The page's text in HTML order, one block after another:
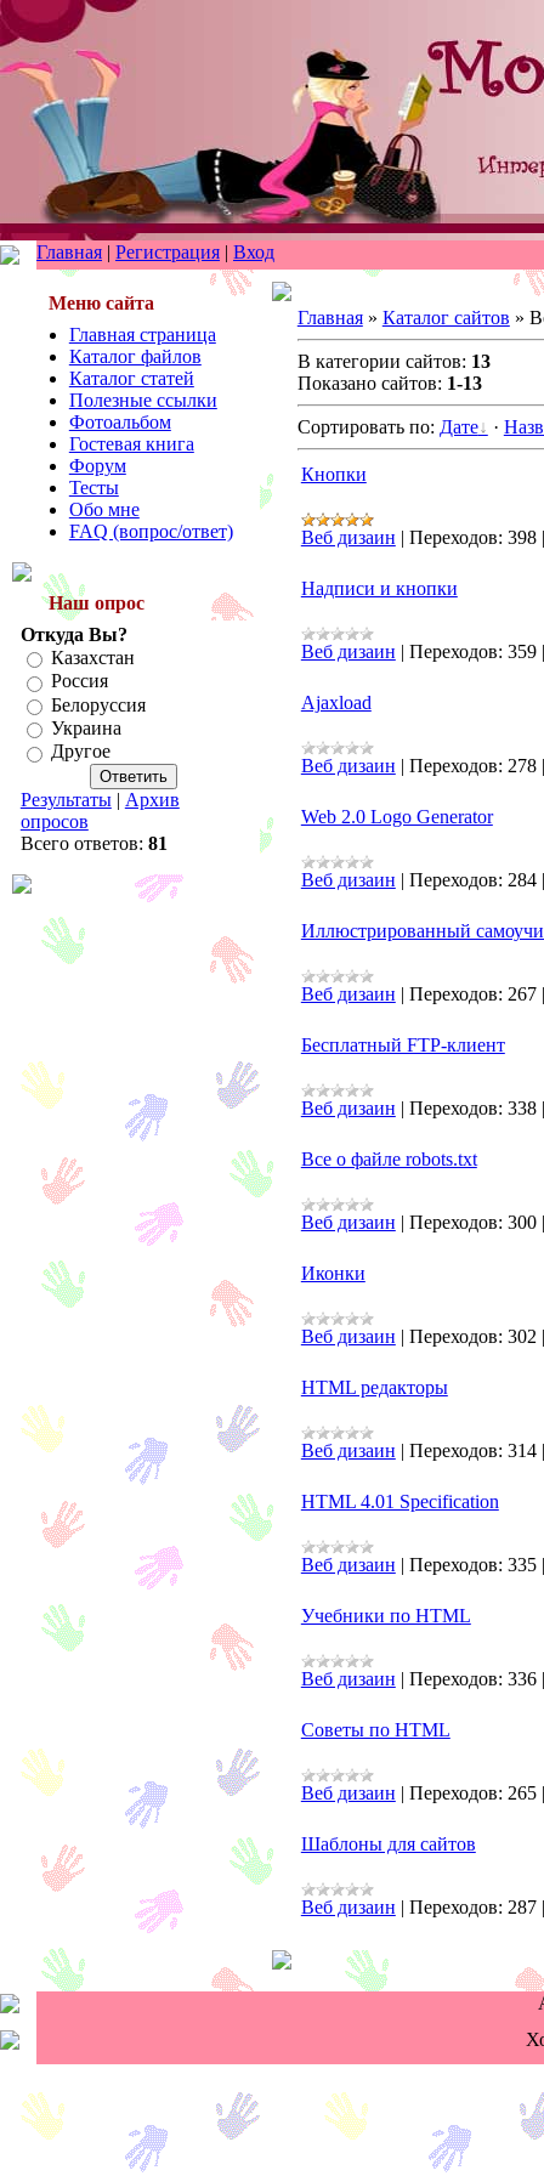
Главная | Регистрация | Вход
Меню сайта
Главная страница
Каталог файлов
Каталог статей
Полезные ссылки
Фотоальбом
Гостевая книга
Форум
Тесты
Обо мне
FAQ (вопрос/ответ)
Наш опрос
Откуда Вы?
Казахстан
Россия
Белоруссия
Украина
Другое
Результаты| Архив
опросов
Всего ответов: 81
Главная» Каталог сайтов »
В категории сайтов: 13
Показано сайтов: 1-13
Сортировать по: Дате ·
Кнопки
Веб дизаин | Переходов: 398
Надписи и кнопки
Веб дизаин | Переходов: 359
Ajaxload
Веб дизаин | Переходов: 278
Web 2.0 Logo Generator
Веб дизаин | Переходов: 284
Иллюстрированный
Веб дизаин | Переходов: 267
Бесплатный FTP-клиент
Веб дизаин | Переходов: 338
Все о файле robots.txt
Веб дизаин | Переходов: 300
Иконки
Веб дизаин | Переходов: 302
HTML редакторы
Веб дизаин | Переходов: 314
HTML 4.01 Specification
Веб дизаин | Переходов: 335
Учебники по HTML
Веб дизаин | Переходов: 336
Советы по HTML
Веб дизаин | Переходов: 265
Шаблоны для сайтов
Веб дизаин | Переходов: 287